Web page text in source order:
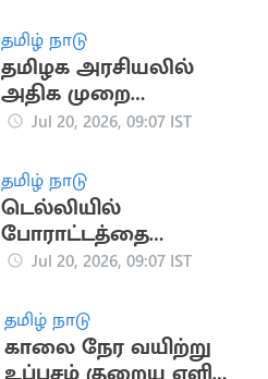
தமிழ் நாடு
தமிழக அரசியலில்
அதிக முறை
சபாநாயகராக
Jul 20, 2026, 09:07 IST
தமிழ் நாடு
டெல்லியில்
போராட்டத்தை
கலைக்க கண்ணீர்
Jul 20, 2026, 09:07 IST
தமிழ் நாடு
காலை நேர வயிற்று